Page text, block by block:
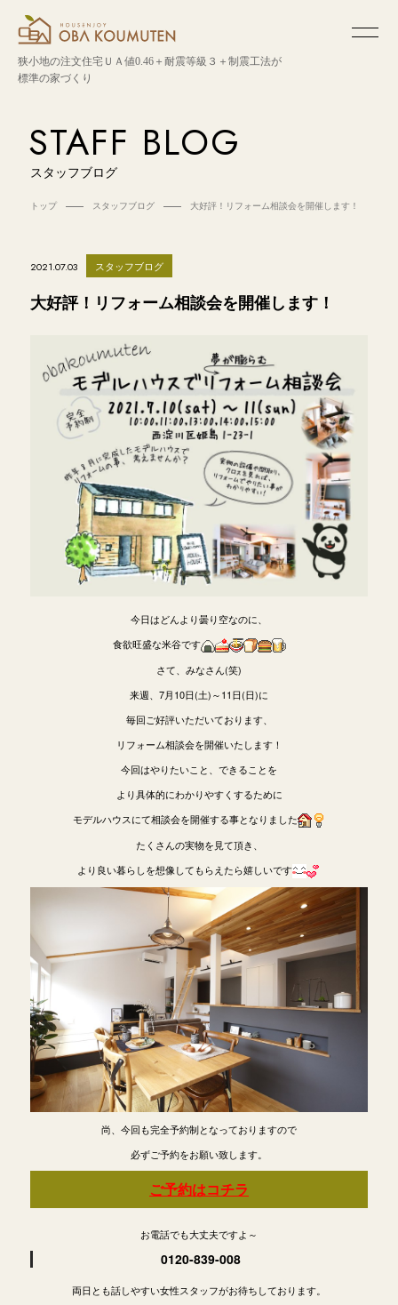
狭小地の注文住宅ＵＡ値0.46＋耐震等級３＋制震工法が
標準の家づくり
STAFF BLOG
スタッフブログ
トップ スタッフブログ 大好評！リフォーム相談会を開催します！
2021.07.03 スタッフブログ
大好評！リフォーム相談会を開催します！
今日はどんより曇り空なのに、
食欲旺盛な米谷です
さて、みなさん(笑)
来週、7月10日(土)～11日(日)に
毎回ご好評いただいております、
リフォーム相談会を開催いたします！
今回はやりたいこと、できることを
より具体的にわかりやすくするために
モデルハウスにて相談会を開催する事となりました
たくさんの実物を見て頂き、
より良い暮らしを想像してもらえたら嬉しいです
尚、今回も完全予約制となっておりますので
必ずご予約をお願い致します。
ご予約はコチラ
お電話でも大丈夫ですよ～
0120-839-008
両日とも話しやすい女性スタッフがお待ちしております。